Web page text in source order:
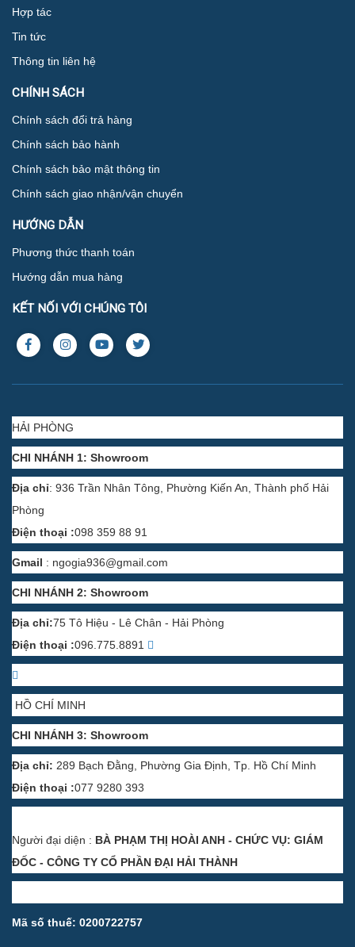
Hợp tác
Tin tức
Thông tin liên hệ
CHÍNH SÁCH
Chính sách đổi trả hàng
Chính sách bảo hành
Chính sách bảo mật thông tin
Chính sách giao nhận/vận chuyển
HƯỚNG DẪN
Phương thức thanh toán
Hướng dẫn mua hàng
KẾT NỐI VỚI CHÚNG TÔI
HẢI PHÒNG
CHI NHÁNH 1: Showroom
Địa chỉ: 936 Trần Nhân Tông, Phường Kiến An, Thành phố Hải
Phòng
Điện thoại :098 359 88 91
Gmail : ngogia936@gmail.com
CHI NHÁNH 2: Showroom
Địa chỉ:75 Tô Hiệu - Lê Chân - Hải Phòng
Điện thoại :096.775.8891
HỒ CHÍ MINH
CHI NHÁNH 3: Showroom
Địa chỉ: 289 Bạch Đằng, Phường Gia Định, Tp. Hồ Chí Minh
Điện thoại :077 9280 393
Người đại diện : BÀ PHẠM THỊ HOÀI ANH - CHỨC VỤ: GIÁM
ĐỐC - CÔNG TY CỔ PHẦN ĐẠI HẢI THÀNH
Mã số thuế: 0200722757